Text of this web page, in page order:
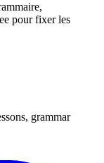
pour fixer les
grammar